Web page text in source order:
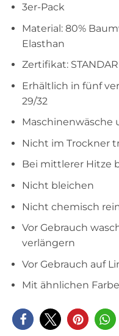
3er-Pack
Material: 80%
Elasthan
Zertifikat:
Erhältlich in fünf
29/32
Maschinenwäsche
Nicht im Trockner
Bei mittlerer Hitze
Nicht bleichen
Nicht chemisch
Vor Gebrauch
verlängern
Vor Gebrauch auf
Mit ähnlichen